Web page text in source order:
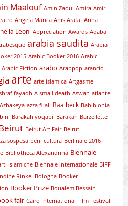
Maalouf Amin Zaoui Amira Amir
Angela Manca Anis Arafai Anna
Leoni Appreciation Awards Aqaba
arabia saudita Arabia
2015 Arabic Booker 2016 Arabic
Arabic Fiction arabo Arabpop arancio
arte arte islamica Artgasme
fayadh A small death Aswan atlante
Azbakeya azza filali Baalbeck Babiblonia
Barakah yoqabil Barakah Barzellette
Beirut Art Fair Beirut
sospesa beni cultura Berlinale 2016
Bibliotheca Alexandrina Biennale
islamiche Biennale internazionale BIFF
Rinkel Bologna Booker
Booker Prize Boualem Bessaih
fair Cairo International Film Festival